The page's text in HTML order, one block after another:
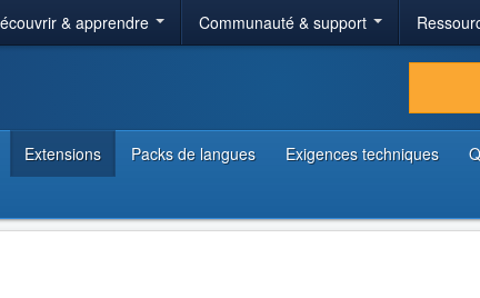
& apprendre Communauté & support
Extensions Packs de langues Exigences techniques